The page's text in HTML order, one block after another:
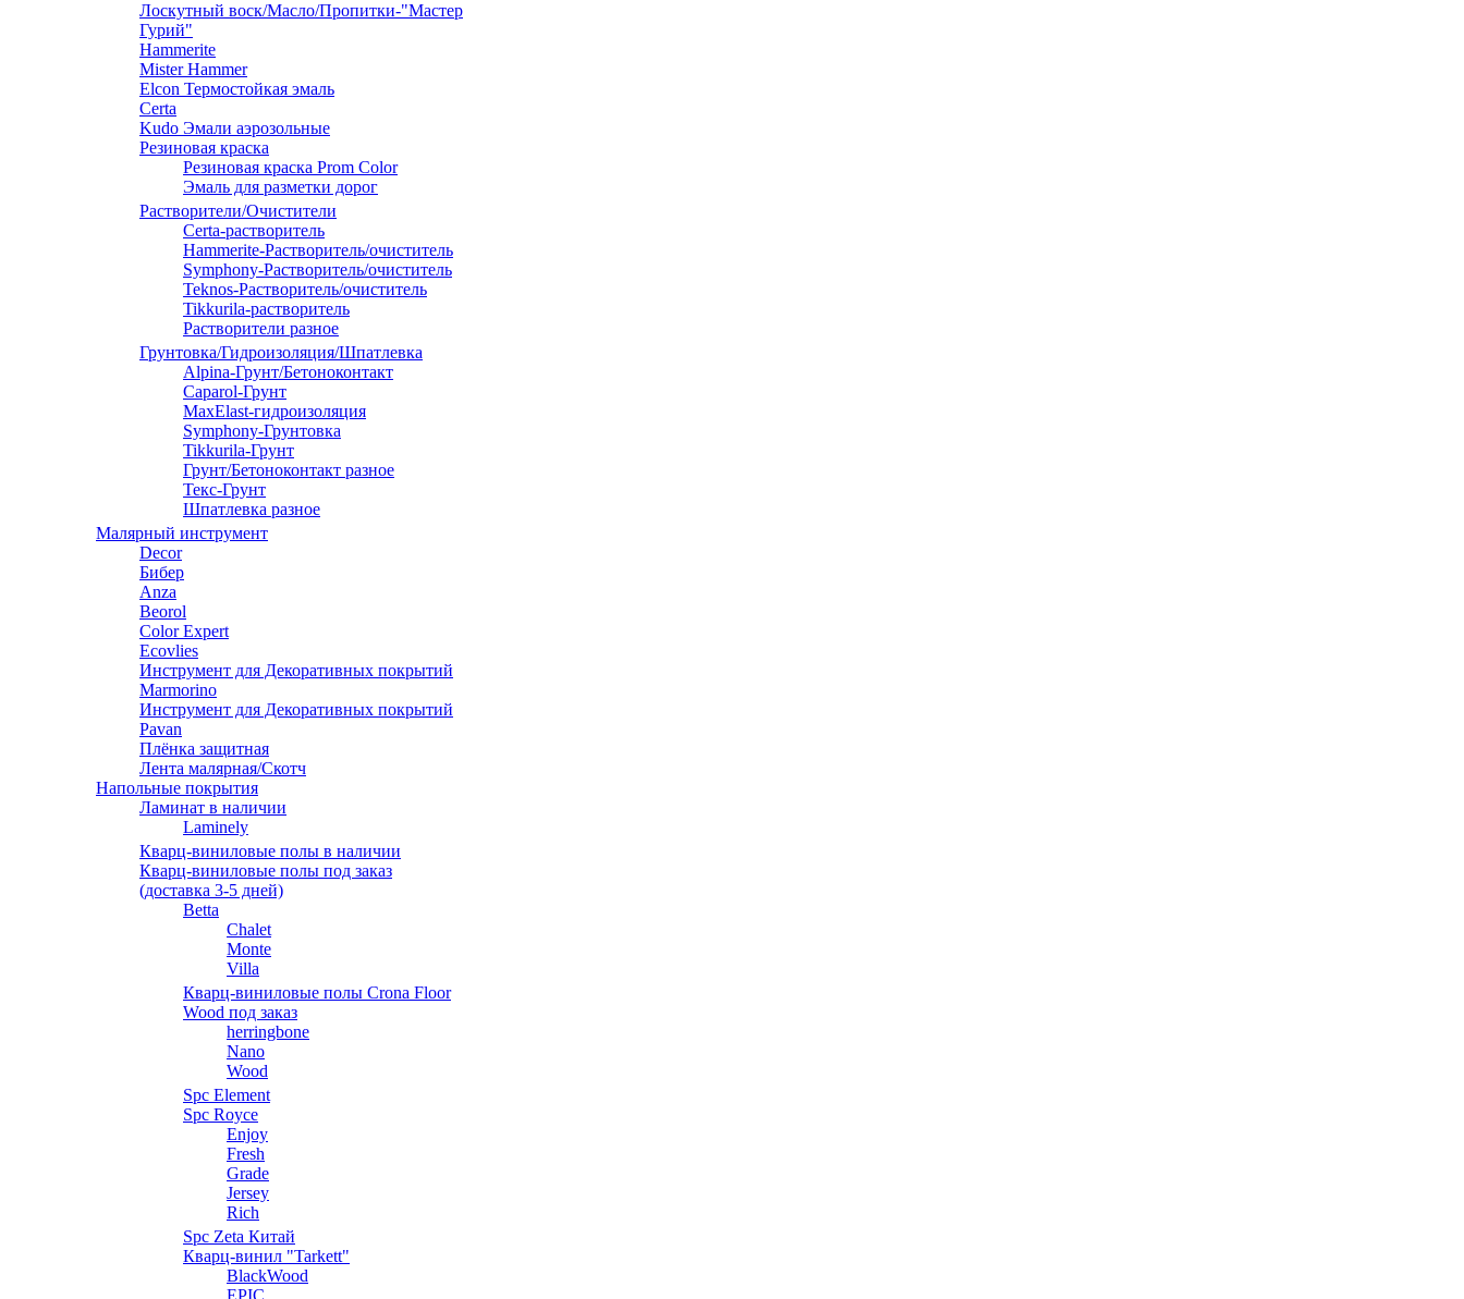
Лоскутный воск/Масло/Пропитки-"Мастер
Гурий"
Hammerite
Mister Hammer
Elcon Термостойкая эмаль
Certa
Kudo Эмали аэрозольные
Резиновая краска
Резиновая краска Prom Color
Эмаль для разметки дорог
Растворители/Очистители
Certa-растворитель
Hammerite-Растворитель/очиститель
Symphony-Растворитель/очиститель
Teknos-Растворитель/очиститель
Tikkurila-растворитель
Растворители разное
Грунтовка/Гидроизоляция/Шпатлевка
Alpina-Грунт/Бетоноконтакт
Caparol-Грунт
MaxElast-гидроизоляция
Symphony-Грунтовка
Tikkurila-Грунт
Грунт/Бетоноконтакт разное
Текс-Грунт
Шпатлевка разное
Малярный инструмент
Decor
Бибер
Anza
Beorol
Color Expert
Ecovlies
Инструмент для Декоративных покрытий
Marmorino
Инструмент для Декоративных покрытий
Pavan
Плёнка защитная
Лента малярная/Скотч
Напольные покрытия
Ламинат в наличии
Laminely
Кварц-виниловые полы в наличии
Кварц-виниловые полы под заказ
(доставка 3-5 дней)
Betta
Chalet
Monte
Villa
Кварц-виниловые полы Crona Floor
Wood под заказ
herringbone
Nano
Wood
Spc Element
Spc Royce
Enjoy
Fresh
Grade
Jersey
Rich
Spc Zeta Китай
Кварц-винил "Tarkett"
BlackWood
EPIC